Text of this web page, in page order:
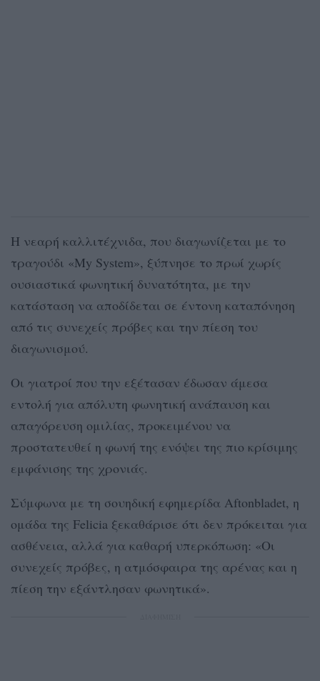
Η νεαρή καλλιτέχνιδα, που διαγωνίζεται με το
τραγούδι «My System», ξύπνησε το πρωί χωρίς
ουσιαστικά φωνητική δυνατότητα, με την
κατάσταση να αποδίδεται σε έντονη καταπόνηση
από τις συνεχείς πρόβες και την πίεση του
διαγωνισμού.
Οι γιατροί που την εξέτασαν έδωσαν άμεσα
εντολή για απόλυτη φωνητική ανάπαυση και
απαγόρευση ομιλίας, προκειμένου να
προστατευθεί η φωνή της ενόψει της πιο κρίσιμης
εμφάνισης της χρονιάς.
Σύμφωνα με τη σουηδική εφημερίδα Aftonbladet, η
ομάδα της Felicia ξεκαθάρισε ότι δεν πρόκειται για
ασθένεια, αλλά για καθαρή υπερκόπωση: «Οι
συνεχείς πρόβες, η ατμόσφαιρα της αρένας και η
πίεση την εξάντλησαν φωνητικά».